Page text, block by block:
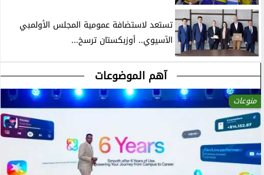
تستعد لاستضافة عمومية المجلس الأولمبي
الآسيوي.. أوزبكستان ترسخ...
آهم الموضوعات
منوعات